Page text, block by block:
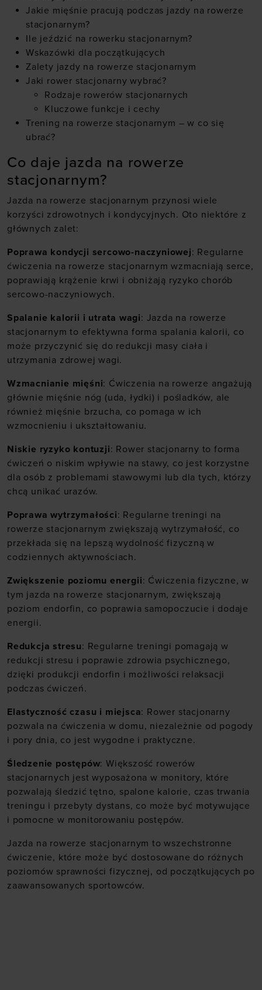
Jakie mięśnie pracują podczas jazdy na rowerze
stacjonarnym?
Ile jeździć na rowerku stacjonarnym?
Wskazówki dla początkujących
Zalety jazdy na rowerze stacjonarnym
Jaki rower stacjonarny wybrać?
Rodzaje rowerów stacjonarnych
Kluczowe funkcje i cechy
Trening na rowerze stacjonarnym – w co się
ubrać?
Co daje jazda na rowerze
stacjonarnym?
Jazda na rowerze stacjonarnym przynosi wiele
korzyści zdrowotnych i kondycyjnych. Oto niektóre z
głównych zalet:
Poprawa kondycji sercowo-naczyniowej: Regularne
ćwiczenia na rowerze stacjonarnym wzmacniają serce,
poprawiają krążenie krwi i obniżają ryzyko chorób
sercowo-naczyniowych.
Spalanie kalorii i utrata wagi: Jazda na rowerze
stacjonarnym to efektywna forma spalania kalorii, co
może przyczynić się do redukcji masy ciała i
utrzymania zdrowej wagi.
Wzmacnianie mięśni: Ćwiczenia na rowerze angażują
głównie mięśnie nóg (uda, łydki) i pośladków, ale
również mięśnie brzucha, co pomaga w ich
wzmocnieniu i ukształtowaniu.
Niskie ryzyko kontuzji: Rower stacjonarny to forma
ćwiczeń o niskim wpływie na stawy, co jest korzystne
dla osób z problemami stawowymi lub dla tych, którzy
chcą unikać urazów.
Poprawa wytrzymałości: Regularne treningi na
rowerze stacjonarnym zwiększają wytrzymałość, co
przekłada się na lepszą wydolność fizyczną w
codziennych aktywnościach.
Zwiększenie poziomu energii: Ćwiczenia fizyczne, w
tym jazda na rowerze stacjonarnym, zwiększają
poziom endorfin, co poprawia samopoczucie i dodaje
energii.
Redukcja stresu: Regularne treningi pomagają w
redukcji stresu i poprawie zdrowia psychicznego,
dzięki produkcji endorfin i możliwości relaksacji
podczas ćwiczeń.
Elastyczność czasu i miejsca: Rower stacjonarny
pozwala na ćwiczenia w domu, niezależnie od pogody
i pory dnia, co jest wygodne i praktyczne.
Śledzenie postępów: Większość rowerów
stacjonarnych jest wyposażona w monitory, które
pozwalają śledzić tętno, spalone kalorie, czas trwania
treningu i przebyty dystans, co może być motywujące
i pomocne w monitorowaniu postępów.
Jazda na rowerze stacjonarnym to wszechstronne
ćwiczenie, które może być dostosowane do różnych
poziomów sprawności fizycznej, od początkujących po
zaawansowanych sportowców.